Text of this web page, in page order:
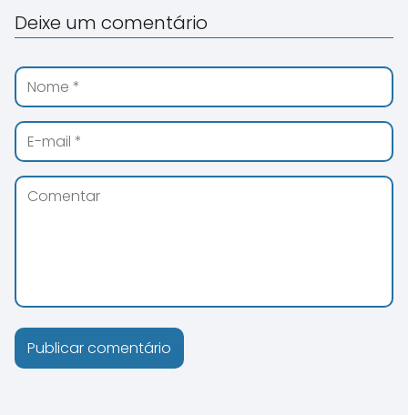
Deixe um comentário